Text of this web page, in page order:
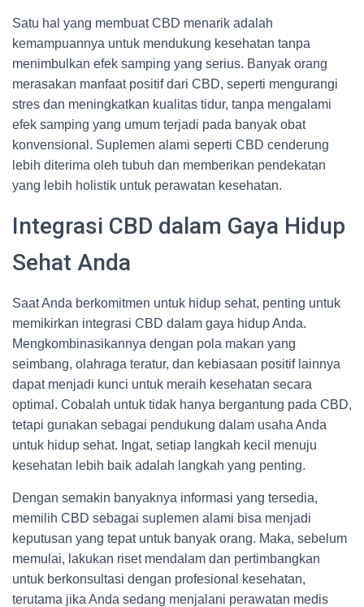
Satu hal yang membuat CBD menarik adalah
kemampuannya untuk mendukung kesehatan tanpa
menimbulkan efek samping yang serius. Banyak orang
merasakan manfaat positif dari CBD, seperti mengurangi
stres dan meningkatkan kualitas tidur, tanpa mengalami
efek samping yang umum terjadi pada banyak obat
konvensional. Suplemen alami seperti CBD cenderung
lebih diterima oleh tubuh dan memberikan pendekatan
yang lebih holistik untuk perawatan kesehatan.
Integrasi CBD dalam Gaya Hidup
Sehat Anda
Saat Anda berkomitmen untuk hidup sehat, penting untuk
memikirkan integrasi CBD dalam gaya hidup Anda.
Mengkombinasikannya dengan pola makan yang
seimbang, olahraga teratur, dan kebiasaan positif lainnya
dapat menjadi kunci untuk meraih kesehatan secara
optimal. Cobalah untuk tidak hanya bergantung pada CBD,
tetapi gunakan sebagai pendukung dalam usaha Anda
untuk hidup sehat. Ingat, setiap langkah kecil menuju
kesehatan lebih baik adalah langkah yang penting.
Dengan semakin banyaknya informasi yang tersedia,
memilih CBD sebagai suplemen alami bisa menjadi
keputusan yang tepat untuk banyak orang. Maka, sebelum
memulai, lakukan riset mendalam dan pertimbangkan
untuk berkonsultasi dengan profesional kesehatan,
terutama jika Anda sedang menjalani perawatan medis